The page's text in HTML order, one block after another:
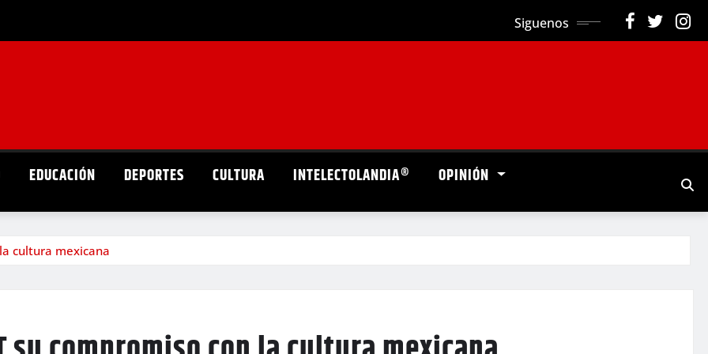
Siguenos
EDUCACIÓN DEPORTES CULTURA INTELECTOLANDIA® OPINIÓN
cultura mexicana